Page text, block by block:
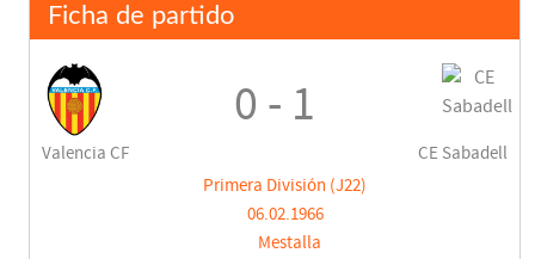
Ficha de partido
Valencia CF
0 - 1
CE Sabadell
Primera División (J22)
06.02.1966
Mestalla